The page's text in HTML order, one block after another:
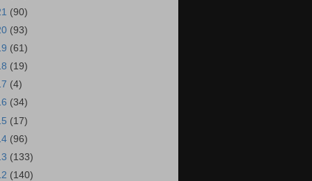
(90)
(93)
(61)
(19)
(4)
(34)
(17)
(96)
(133)
(140)